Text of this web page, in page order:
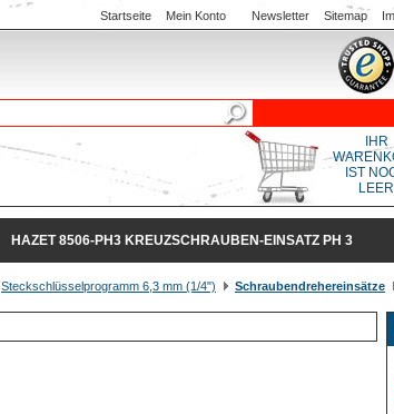
Startseite Mein Konto Newsletter Sitemap
IHR
IST
LEER
HAZET 8506-PH3 KREUZSCHRAUBEN-EINSATZ PH 3
Steckschlüsselprogramm 6,3 mm (1/4") Schraubendrehereinsätze